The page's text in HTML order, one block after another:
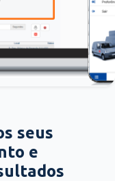
seus
e